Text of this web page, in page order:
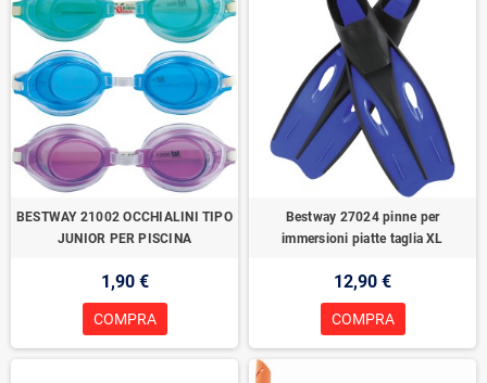
BESTWAY 21002 OCCHIALINI TIPO
JUNIOR PER PISCINA
1,90 €
COMPRA
Bestway 27024 pinne per
immersioni piatte taglia XL
12,90 €
COMPRA